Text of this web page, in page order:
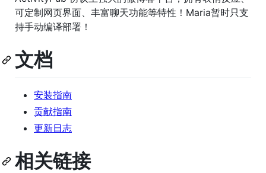
可定制网页界面、丰富聊天功能等特性！Maria暂时只支
持手动编译部署！
文档
安装指南
贡献指南
更新日志
相关链接